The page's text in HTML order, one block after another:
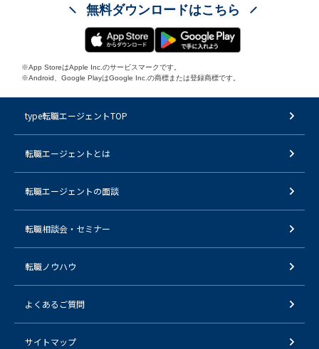
無料ダウンロードはこちら
※App StoreはApple Inc.のサービスマークです。
※Android、Google PlayはGoogle Inc.の商標または登録商標です。
type転職エージェントTOP
転職エージェントとは
転職エージェントの面談
転職相談会・セミナー
転職ノウハウ
よくあるご質問
サイトマップ